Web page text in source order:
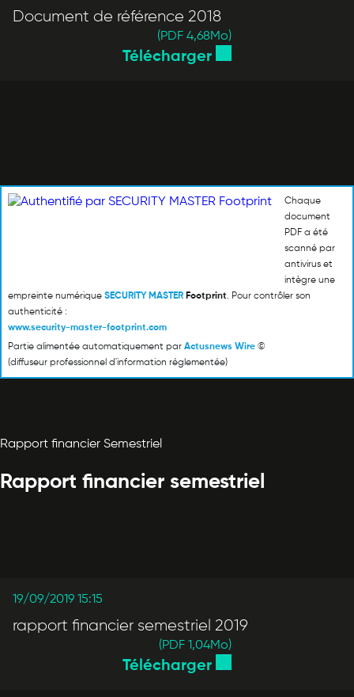
Document de référence 2018
(PDF 4,68Mo)
Télécharger
Chaque
document
PDF a été
scanné par
antivirus et
intègre une
empreinte numérique SECURITY MASTER Footprint. Pour contrôler son
authenticité :
www.security-master-footprint.com
Partie alimentée automatiquement par Actusnews Wire ©
(diffuseur professionnel d'information réglementée)
Rapport financier Semestriel
Rapport financier semestriel
19/09/2019 15:15
rapport financier semestriel 2019
(PDF 1,04Mo)
Télécharger